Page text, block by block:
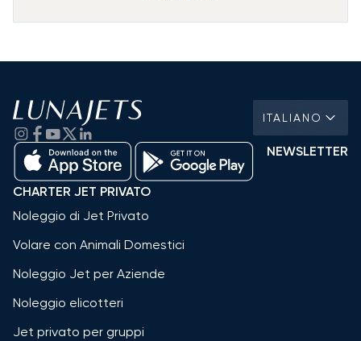
ITALIANO
NEWSLETTER
CHARTER JET PRIVATO
Noleggio di Jet Privato
Volare con Animali Domestici
Noleggio Jet per Aziende
Noleggio elicotteri
Jet privato per gruppi